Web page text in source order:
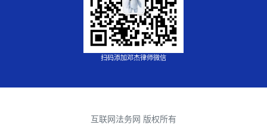
扫码添加邓杰律师微信
互联网法务网 版权所有